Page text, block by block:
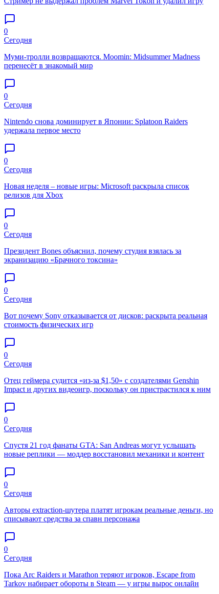
0
Сегодня
Муми-тролли возвращаются. Moomin: Midsummer Madness
перенесёт в знакомый мир
0
Сегодня
Nintendo снова доминирует в Японии: Splatoon Raiders
удержала первое место
0
Сегодня
Новая неделя – новые игры: Microsoft раскрыла список
релизов для Xbox
0
Сегодня
Президент Bones объяснил, почему студия взялась за
экранизацию «Брачного токсина»
0
Сегодня
Вот почему Sony отказывается от дисков: раскрыта реальная
стоимость физических игр
0
Сегодня
Отец геймера судится «из-за $1,50» с создателями Genshin
Impact и других видеоигр, поскольку он пристрастился к ним
0
Сегодня
Спустя 21 год фанаты GTA: San Andreas могут услышать
новые реплики — моддер восстановил механики и контент
0
Сегодня
Авторы extraction-шутера платят игрокам реальные деньги, но
списывают средства за спавн персонажа
0
Сегодня
Пока Arc Raiders и Marathon теряют игроков, Escape from
Tarkov набирает обороты в Steam — у игры вырос онлайн